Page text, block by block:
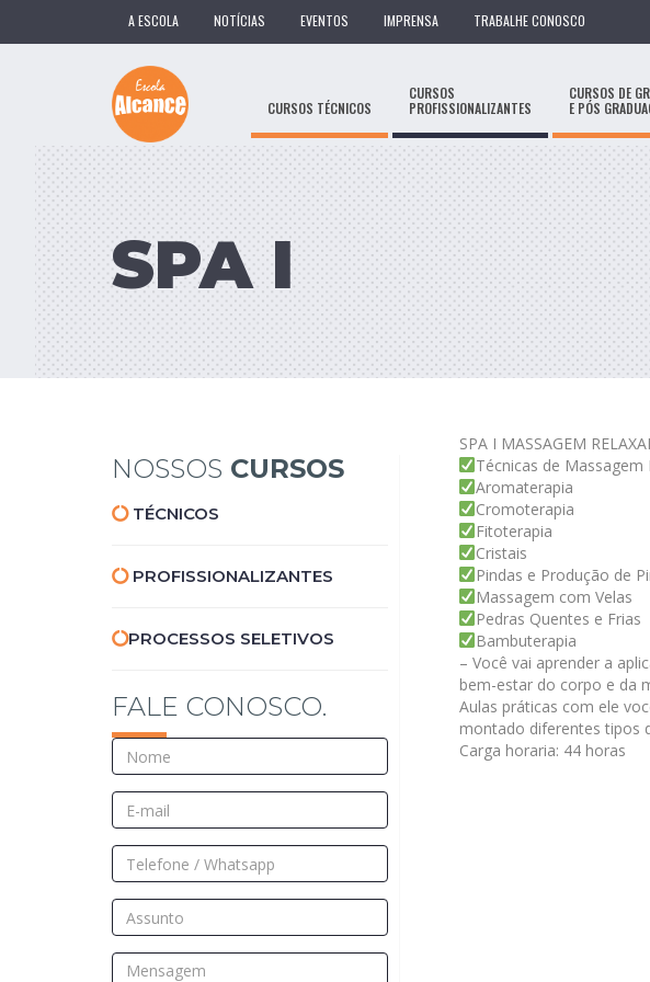
A ESCOLA NOTÍCIAS EVENTOS IMPRENSA TRABALHE CONOSCO
CURSOS TÉCNICOS
CURSOS
PROFISSIONALIZANTES
CURSOS DE
E PÓS
SPA I
NOSSOS CURSOS
TÉCNICOS
PROFISSIONALIZANTES
PROCESSOS SELETIVOS
FALE CONOSCO.
SPA I MASSAGEM
Técnicas de Massagem
Aromaterapia
Cromoterapia
Fitoterapia
Cristais
Pindas e Produção de
Massagem com Velas
Pedras Quentes e Frias
Bambuterapia
– Você vai aprender a
bem-estar do corpo e da
Aulas práticas com ele
montado diferentes tipos
Carga horaria: 44 horas